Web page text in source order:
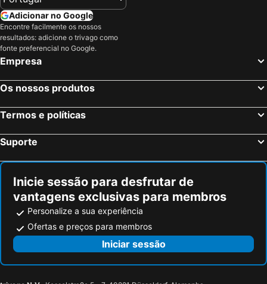
Adicionar no Google
Encontre facilmente os nossos
resultados: adicione o trivago como
fonte preferencial no Google.
Empresa
Os nossos produtos
Termos e políticas
Suporte
Inicie sessão para desfrutar de
vantagens exclusivas para membros
Personalize a sua experiência
Ofertas e preços para membros
Iniciar sessão